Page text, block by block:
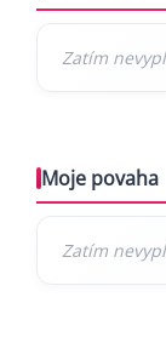
Moje povaha